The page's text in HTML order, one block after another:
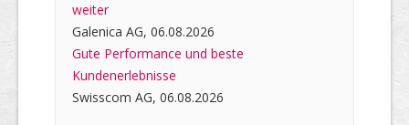
weiter
Galenica AG, 06.08.2026
Gute Performance und beste
Kundenerlebnisse
Swisscom AG, 06.08.2026